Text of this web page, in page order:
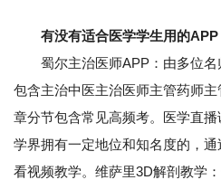
有没有适合医学学生用的APP
蜀尔主治医师APP：由多位名
包含主治中医主治医师主管药师
章分节包含常见高频考。医学直
学界拥有一定地位和知名度的，
看视频教学。维萨里3D解剖教学：